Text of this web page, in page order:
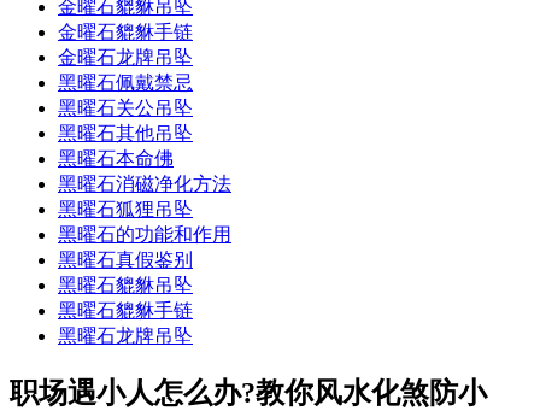
金曜石貔貅吊坠
金曜石貔貅手链
金曜石龙牌吊坠
黑曜石佩戴禁忌
黑曜石关公吊坠
黑曜石其他吊坠
黑曜石本命佛
黑曜石消磁净化方法
黑曜石狐狸吊坠
黑曜石的功能和作用
黑曜石真假鉴别
黑曜石貔貅吊坠
黑曜石貔貅手链
黑曜石龙牌吊坠
职场遇小人怎么办?教你风水化煞防小